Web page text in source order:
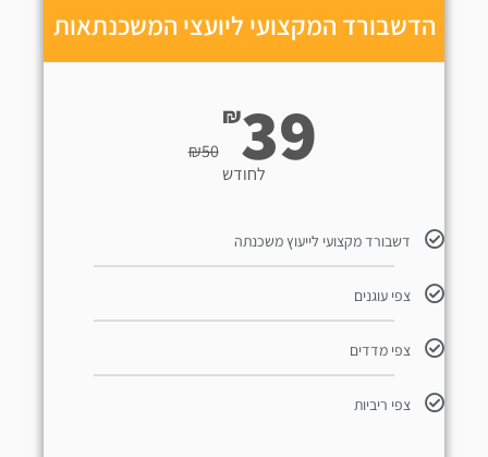
הדשבורד המקצועי ליועצי המשכנתאות
₪50
₪39
לחודש
דשבורד מקצועי לייעוץ משכנתה
צפי עוגנים
צפי מדדים
צפי ריביות